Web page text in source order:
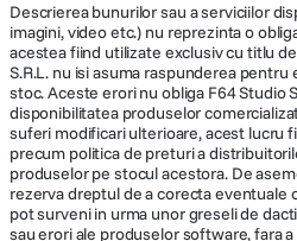
Diametru
maxim
82 mm
Lungime 168 mm
Greutate 980 g
Descrierea bunurilor sau a serviciilor
imagini, video etc.) nu reprezinta o
acestea fiind utilizate exclusiv cu titlu
S.R.L. nu isi asuma raspunderea
stoc. Aceste erori nu obliga F64 Studio
disponibilitatea produselor
suferi modificari ulterioare, acest lucru
precum politica de preturi a
produselor pe stocul acestora. De
rezerva dreptul de a corecta eventuale
pot surveni in urma unor greseli de
sau erori ale produselor software, fara